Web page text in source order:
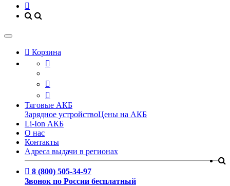
Корзина
Тяговые АКБ
Зарядное устройствоЦены на АКБ
Li-Ion АКБ
О нас
Контакты
Адреса выдачи в регионах
8 (800) 505-34-97
Звонок по России бесплатный